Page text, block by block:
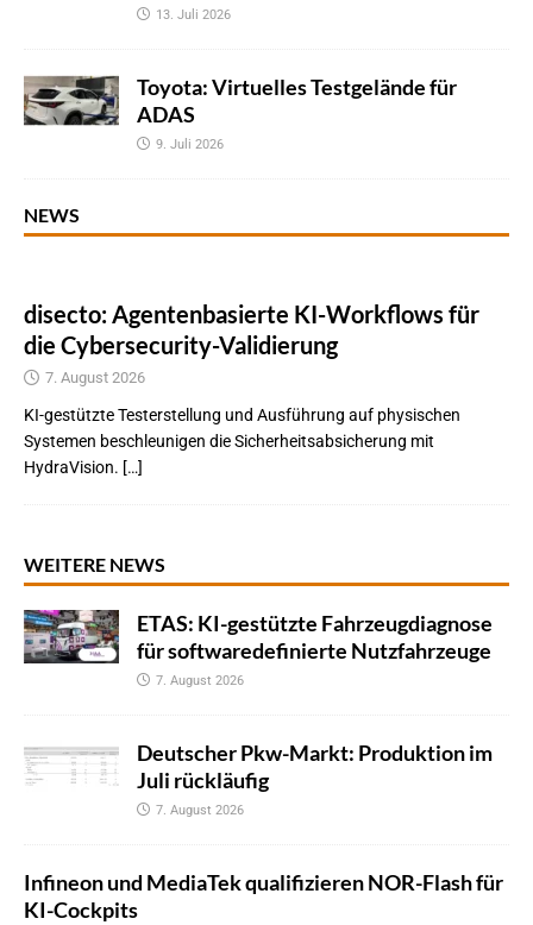
13. Juli 2026
Toyota: Virtuelles Testgelände für
ADAS
9. Juli 2026
NEWS
disecto: Agentenbasierte KI-Workflows für
die Cybersecurity-Validierung
7. August 2026
KI-gestützte Testerstellung und Ausführung auf physischen
Systemen beschleunigen die Sicherheitsabsicherung mit
HydraVision. […]
WEITERE NEWS
ETAS: KI-gestützte Fahrzeugdiagnose
für softwaredefinierte Nutzfahrzeuge
7. August 2026
Deutscher Pkw-Markt: Produktion im
Juli rückläufig
7. August 2026
Infineon und MediaTek qualifizieren NOR-Flash für
KI-Cockpits